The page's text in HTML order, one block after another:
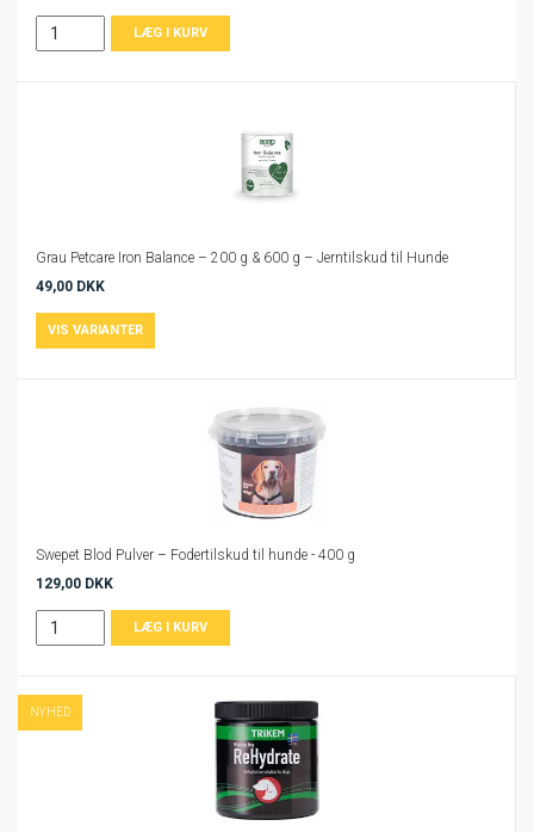
Grau Petcare Iron Balance – 200 g & 600 g – Jerntilskud til Hunde
49,00 DKK
Swepet Blod Pulver – Fodertilskud til hunde - 400 g
129,00 DKK
NYHED